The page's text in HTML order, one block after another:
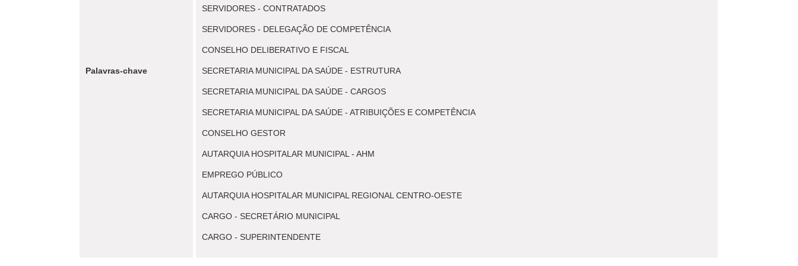
Palavras-chave
SERVIDORES - CONTRATADOS
SERVIDORES - DELEGAÇÃO DE COMPETÊNCIA
CONSELHO DELIBERATIVO E FISCAL
SECRETARIA MUNICIPAL DA SAÚDE - ESTRUTURA
SECRETARIA MUNICIPAL DA SAÚDE - CARGOS
SECRETARIA MUNICIPAL DA SAÚDE - ATRIBUIÇÕES E COMPETÊNCIA
CONSELHO GESTOR
AUTARQUIA HOSPITALAR MUNICIPAL - AHM
EMPREGO PÚBLICO
AUTARQUIA HOSPITALAR MUNICIPAL REGIONAL CENTRO-OESTE
CARGO - SECRETÁRIO MUNICIPAL
CARGO - SUPERINTENDENTE